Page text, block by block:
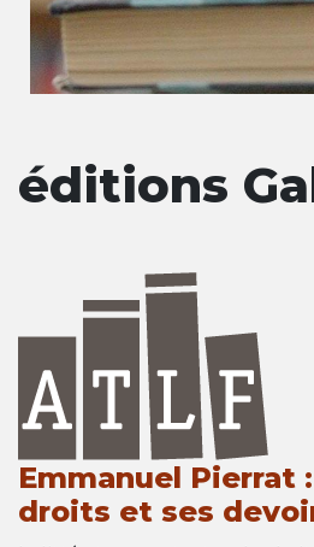
éditions
Emmanuel Pierrat
droits et ses